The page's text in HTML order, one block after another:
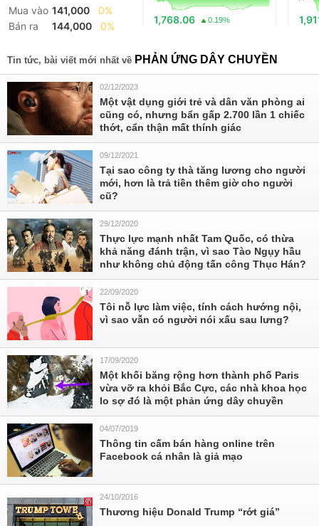
Mua vào 141,000
0%
Bán ra
144,000 0%
1,768.06 0.19%
Tin tức, bài viết mới nhất về PHẢN ỨNG DÂY CHUYỀN
02/12/2023
Một vật dụng giới trẻ và dân văn phòng ai
cũng có, nhưng bẩn gấp 2.700 lần 1 chiếc
thớt, cẩn thận mất thính giác
09/12/2021
Tại sao công ty thà tăng lương cho người
mới, hơn là trả tiền thêm giờ cho người
cũ?
29/12/2020
Thực lực mạnh nhất Tam Quốc, có thừa
khả năng đánh trận, vì sao Tào Ngụy hầu
như không chủ động tấn công Thục Hán?
22/09/2020
Tôi nỗ lực làm việc, tính cách hướng nội,
vì sao vẫn có người nói xấu sau lưng?
17/09/2020
Một khối băng rộng hơn thành phố Paris
vừa vỡ ra khỏi Bắc Cực, các nhà khoa học
lo sợ đó là một phản ứng dây chuyền
04/07/2019
Thông tin cấm bán hàng online trên
Facebook cá nhân là giả mạo
24/10/2016
Thương hiệu Donald Trump “rớt giá”